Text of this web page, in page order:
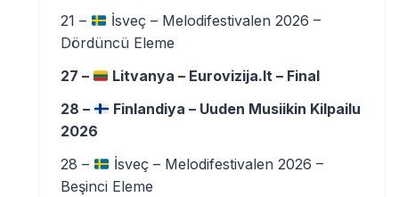
21 –
İsveç – Melodifestivalen 2026 –
Dördüncü Eleme
27 –
Litvanya – Eurovizija.lt – Final
28 –
Finlandiya – Uuden Musiikin Kilpailu
2026
28 –
İsveç – Melodifestivalen 2026 –
Beşinci Eleme